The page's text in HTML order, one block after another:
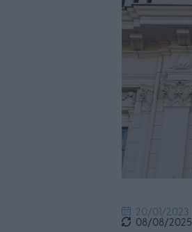
20/01/2023
08/08/2025